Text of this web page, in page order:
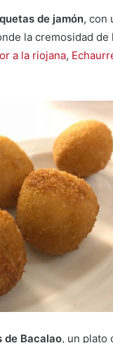
de jamón, con
la cremosidad
a la riojana,
de Bacalao, un plato